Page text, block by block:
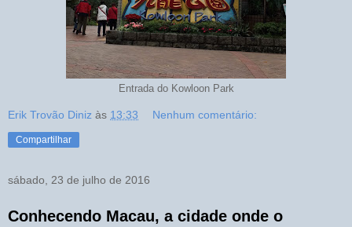
Entrada do Kowloon Park
Erik Trovão Diniz às 13:33 Nenhum comentário:
Compartilhar
sábado, 23 de julho de 2016
Conhecendo Macau, a cidade onde o